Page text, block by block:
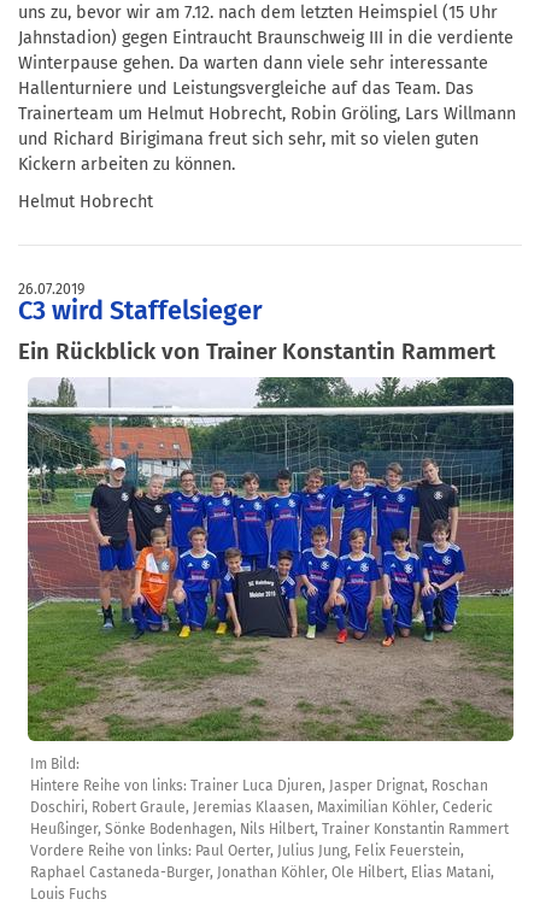
uns zu, bevor wir am 7.12. nach dem letzten Heimspiel (15 Uhr
Jahnstadion) gegen Eintraucht Braunschweig III in die verdiente
Winterpause gehen. Da warten dann viele sehr interessante
Hallenturniere und Leistungsvergleiche auf das Team. Das
Trainerteam um Helmut Hobrecht, Robin Gröling, Lars Willmann
und Richard Birigimana freut sich sehr, mit so vielen guten
Kickern arbeiten zu können.
Helmut Hobrecht
26.07.2019
C3 wird Staffelsieger
Ein Rückblick von Trainer Konstantin Rammert
Im Bild:
Hintere Reihe von links: Trainer Luca Djuren, Jasper Drignat, Roschan
Doschiri, Robert Graule, Jeremias Klaasen, Maximilian Köhler, Cederic
Heußinger, Sönke Bodenhagen, Nils Hilbert, Trainer Konstantin Rammert
Vordere Reihe von links: Paul Oerter, Julius Jung, Felix Feuerstein,
Raphael Castaneda-Burger, Jonathan Köhler, Ole Hilbert, Elias Matani,
Louis Fuchs